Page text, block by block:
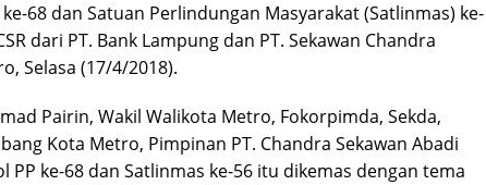
68 dan Satuan Perlindungan Masyarakat (Satlinmas) ke-
dari PT. Bank Lampung dan PT. Sekawan Chandra
Selasa (17/4/2018).
Pairin, Wakil Walikota Metro, Fokorpimda, Sekda,
Kota Metro, Pimpinan PT. Chandra Sekawan Abadi
PP ke-68 dan Satlinmas ke-56 itu dikemas dengan tema